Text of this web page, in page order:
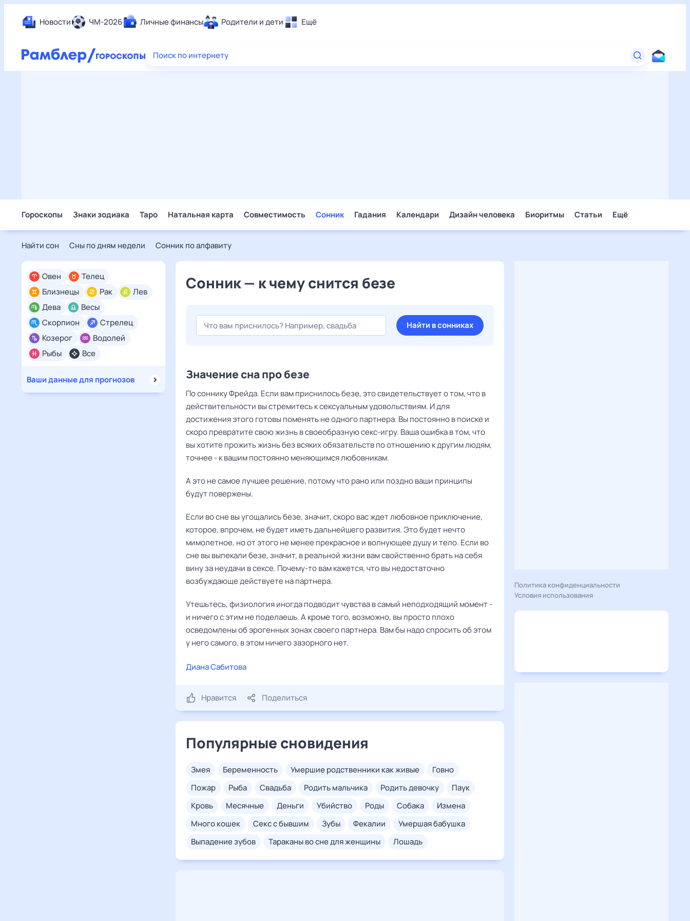
Новости ЧМ-2026 Личные финансы Родители и дети Ещё
Еда
Поиск по интернету
Гороскопы Знаки зодиака Таро Натальная карта Совместимость Сонник Гадания Календари Дизайн человека Биоритмы Статьи Ещё
Найти сон Сны по дням недели Сонник по алфавиту
Все
Овен
Телец
Близнецы
Рак
Лев
Дева
Весы
Скорпион
Стрелец
Козерог
Водолей
Рыбы
Ваши данные для прогнозов
Сонник — к чему снится безе
Найти в сонниках
Значение сна про безе
По соннику Фрейда. Если вам приснилось безе, это свидетельствует о том, что в
действительности вы стремитесь к сексуальным удовольствиям. И для
достижения этого готовы поменять не одного партнера. Вы постоянно в поиске и
скоро превратите свою жизнь в своеобразную секс-игру. Ваша ошибка в том, что
вы хотите прожить жизнь без всяких обязательств по отношению к другим людям,
точнее - к вашим постоянно меняющимся любовникам.
А это не самое лучшее решение, потому что рано или поздно ваши принципы
будут повержены.
Если во сне вы угощались безе, значит, скоро вас ждет любовное приключение,
которое, впрочем, не будет иметь дальнейшего развития. Это будет нечто
мимолетное, но от этого не менее прекрасное и волнующее душу и тело. Если во
сне вы выпекали безе, значит, в реальной жизни вам свойственно брать на себя
вину за неудачи в сексе. Почему-то вам кажется, что вы недостаточно
возбуждающе действуете на партнера.
Утешьтесь, физиология иногда подводит чувства в самый неподходящий момент -
и ничего с этим не поделаешь. А кроме того, возможно, вы просто плохо
осведомлены об эрогенных зонах своего партнера. Вам бы надо спросить об этом
у него самого, в этом ничего зазорного нет.
Диана Сабитова
Нравится Поделиться
Популярные сновидения
змея беременность умершие родственники как живые
говно
пожар
рыба свадьба родить мальчика родить девочку
паук
кровь
месячные деньги убийство роды собака
измена
много кошек
секс с бывшим зубы фекалии
умершая бабушка
выпадение зубов
тараканы во сне для женщины лошадь
Политика конфиденциальности
Условия использования